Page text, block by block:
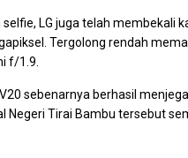
LG juga telah membekali
Tergolong rendah
f/1.9.
V20 sebenarnya berhasil
Negeri Tirai Bambu tersebut